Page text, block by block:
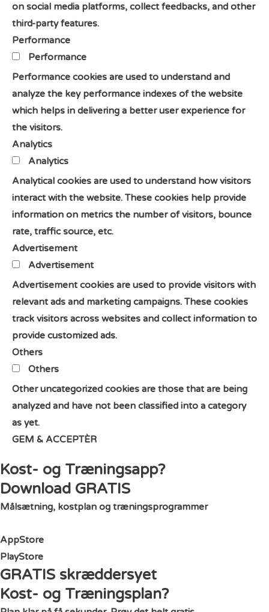
on social media platforms, collect feedbacks, and other
third-party features.
Performance
Performance
Performance cookies are used to understand and
analyze the key performance indexes of the website
which helps in delivering a better user experience for
the visitors.
Analytics
Analytics
Analytical cookies are used to understand how visitors
interact with the website. These cookies help provide
information on metrics the number of visitors, bounce
rate, traffic source, etc.
Advertisement
Advertisement
Advertisement cookies are used to provide visitors with
relevant ads and marketing campaigns. These cookies
track visitors across websites and collect information to
provide customized ads.
Others
Others
Other uncategorized cookies are those that are being
analyzed and have not been classified into a category
as yet.
GEM & ACCEPTÈR
Kost- og Træningsapp?
Download GRATIS
Målsætning, kostplan og træningsprogrammer
AppStore
PlayStore
GRATIS skræddersyet
Kost- og Træningsplan?